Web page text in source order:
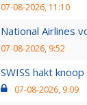
07-08-2026, 11:10
National Airlines
07-08-2026, 9:52
SWISS hakt
07-08-2026, 9:09